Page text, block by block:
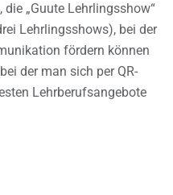
„Guute Lehrlingsshow“
Lehrlingsshows), bei der
fördern können
der man sich per QR-
Lehrberufsangebote